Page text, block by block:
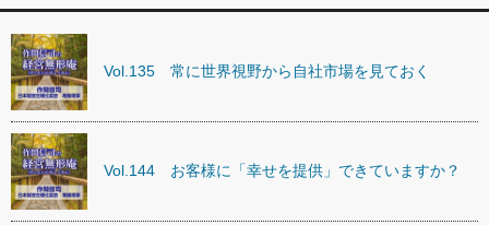
Vol.135 常に世界視野から自社市場を見ておく
Vol.144 お客様に「幸せを提供」できていますか？